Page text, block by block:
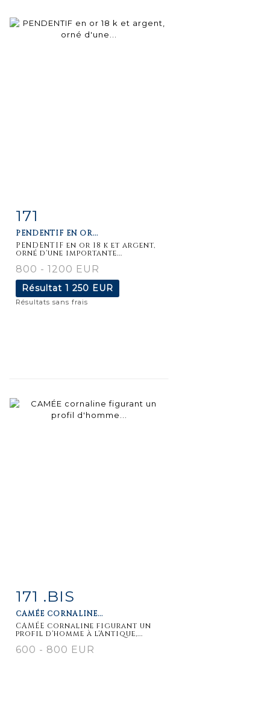
détaillée
171
PENDENTIF EN OR...
PENDENTIF en or 18 k et argent,
orné d'une importante...
800 - 1200 EUR
Résultat 1 250 EUR
Résultats sans frais
Fiche
détaillée
171 .BIS
CAMÉE CORNALINE...
CAMÉE cornaline figurant un
profil d'homme à l'Antique,...
600 - 800 EUR